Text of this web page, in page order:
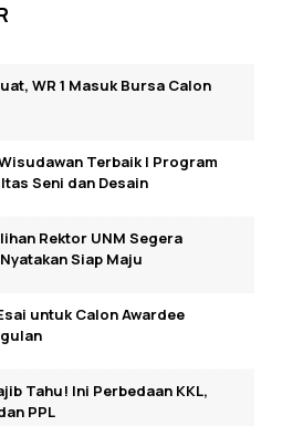
WR 1 Masuk Bursa Calon
Terbaik I Program
Seni dan Desain
Rektor UNM Segera
Siap Maju
untuk Calon Awardee
Tahu! Ini Perbedaan KKL,
PPL